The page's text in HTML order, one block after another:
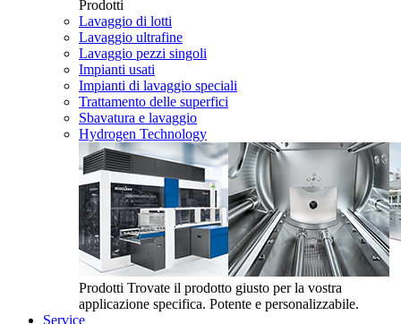
Prodotti
Lavaggio di lotti
Lavaggio ultrafine
Lavaggio pezzi singoli
Impianti usati
Impianti di lavaggio speciali
Trattamento delle superfici
Sbavatura e lavaggio
Hydrogen Technology
Prodotti Trovate il prodotto giusto per la vostra
applicazione specifica. Potente e personalizzabile.
Service